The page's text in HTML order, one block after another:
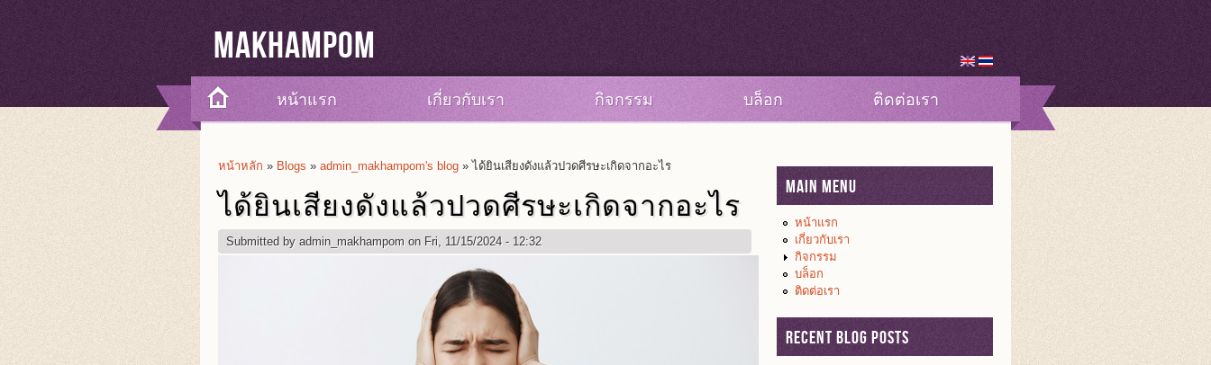
Makhampom
หน้าแรก เกี่ยวกับเรา กิจกรรม บล็อก ติดต่อเรา
You Are Here
หน้าหลัก » Blogs » admin_makhampom's blog » ได้ยินเสียงดังแล้วปวดศีรษะเกิดจากอะไร
ได้ยินเสียงดังแล้วปวดศีรษะเกิดจากอะไร
Submitted by admin_makhampom on Fri, 11/15/2024 - 12:32
Main Menu
หน้าแรก
เกี่ยวกับเรา
กิจกรรม
บล็อก
ติดต่อเรา
Recent Blog Posts